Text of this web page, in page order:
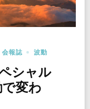
会報誌 波動
シャル
で変わ